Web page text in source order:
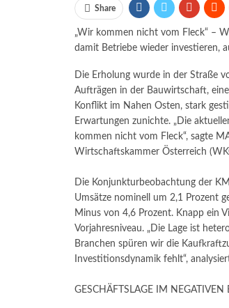
Share
„Wir kommen nicht vom Fleck“ –
damit Betriebe wieder investieren,
Die Erholung wurde in der Straße
Aufträgen in der Bauwirtschaft,
Konflikt im Nahen Osten, stark
Erwartungen zunichte. „Die
kommen nicht vom Fleck“, sagte
Wirtschaftskammer Österreich
Die Konjunkturbeobachtung der
Umsätze nominell um 2,1 Prozent
Minus von 4,6 Prozent. Knapp ein
Vorjahresniveau. „Die Lage ist
Branchen spüren wir die
Investitionsdynamik fehlt“,
GESCHÄFTSLAGE IM NEGATIVEN